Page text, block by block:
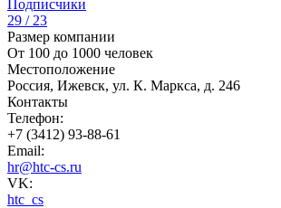
Подписчики
29 / 23
Размер компании
От 100 до 1000 человек
Местоположение
Россия, Ижевск, ул. К. Маркса, д. 246
Контакты
Телефон:
+7 (3412) 93-88-61
Email:
hr@htc-cs.ru
VK:
htc_cs